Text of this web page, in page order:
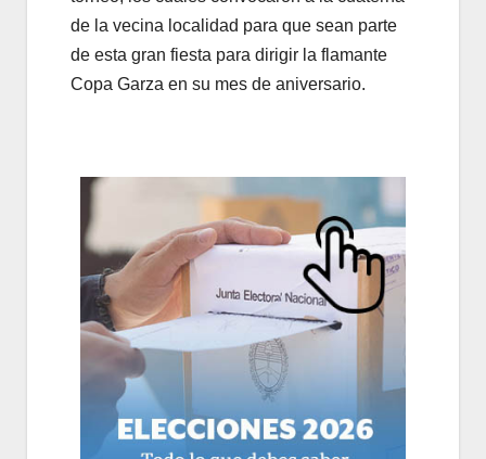
de la vecina localidad para que sean parte
de esta gran fiesta para dirigir la flamante
Copa Garza en su mes de aniversario.